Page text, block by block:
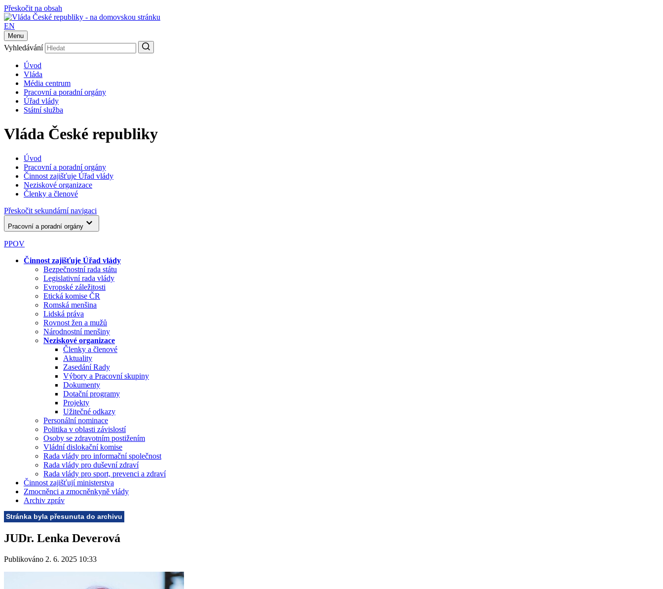
Přeskočit na obsah
EN
Menu
Vyhledávání
Úvod
Vláda
Média centrum
Pracovní a poradní orgány
Úřad vlády
Státní služba
Vláda České republiky
Úvod
Pracovní a poradní orgány
Činnost zajišťuje Úřad vlády
Neziskové organizace
Členky a členové
Přeskočit sekundární navigaci
Pracovní a poradní orgány
PPOV
Činnost zajišťuje Úřad vlády
Bezpečnostní rada státu
Legislativní rada vlády
Evropské záležitosti
Etická komise ČR
Romská menšina
Lidská práva
Rovnost žen a mužů
Národnostní menšiny
Neziskové organizace
Členky a členové
Aktuality
Zasedání Rady
Výbory a Pracovní skupiny
Dokumenty
Dotační programy
Projekty
Užitečné odkazy
Personální nominace
Politika v oblasti závislostí
Osoby se zdravotním postižením
Vládní dislokační komise
Rada vlády pro informační společnost
Rada vlády pro duševní zdraví
Rada vlády pro sport, prevenci a zdraví
Činnost zajišťují ministerstva
Zmocněnci a zmocněnkyně vlády
Archiv zpráv
Stránka byla přesunuta do archivu
JUDr. Lenka Deverová
Publikováno 2. 6. 2025 10:33